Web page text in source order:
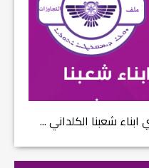
شعبنا الكلداني ...